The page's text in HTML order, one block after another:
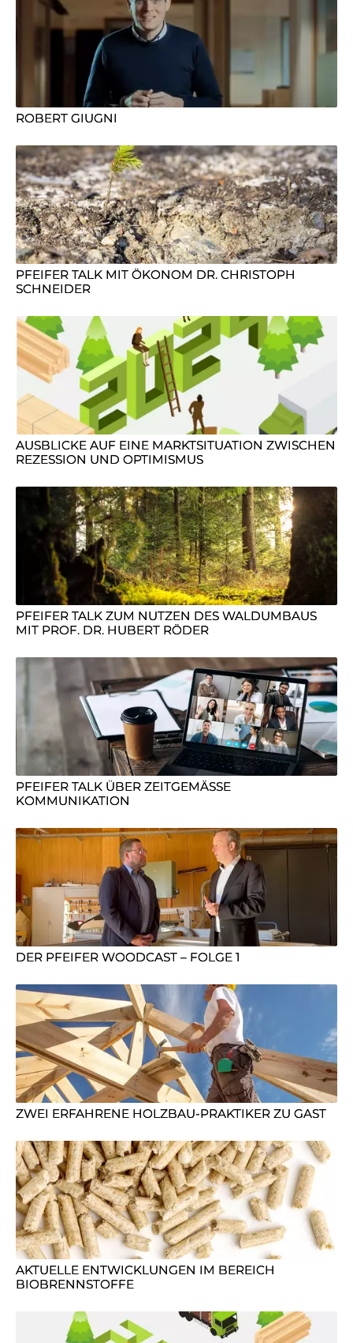
ROBERT GIUGNI
PFEIFER TALK MIT ÖKONOM DR. CHRISTOPH
SCHNEIDER
AUSBLICKE AUF EINE MARKTSITUATION ZWISCHEN
REZESSION UND OPTIMISMUS
PFEIFER TALK ZUM NUTZEN DES WALDUMBAUS
MIT PROF. DR. HUBERT RÖDER
PFEIFER TALK ÜBER ZEITGEMÄSSE K
OMMUNIKATION
DER PFEIFER WOODCAST – FOLGE 1
ZWEI ERFAHRENE HOLZBAU-PRAKTIKER ZU GAST
AKTUELLE ENTWICKLUNGEN IM BEREICH
BIOBRENNSTOFFE